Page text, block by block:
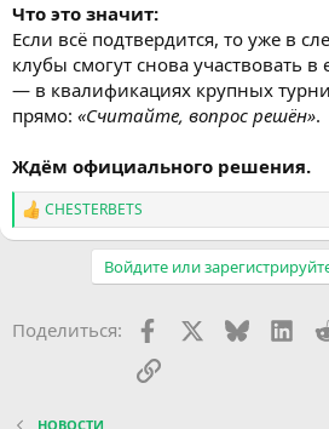
Что это значит:
Если всё подтвердится, то уже в
клубы смогут снова участвовать в
— в квалификациях крупных
прямо: «Считайте, вопрос решён».
Ждём официального решения.
Р
е
и
CHESTERBETS
Войдите или
Поделиться: FacebookX (Twitter)
Bluesky
Ссылка
НОВОСТИ